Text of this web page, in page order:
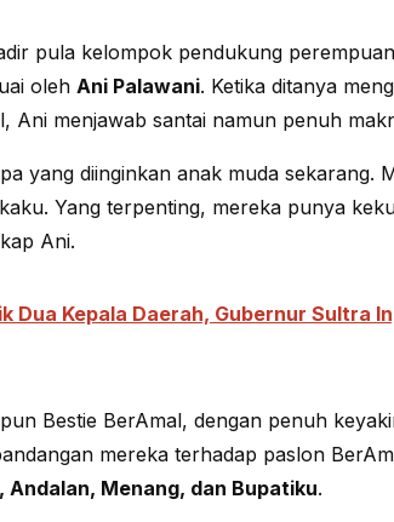
pula kelompok pendukung
oleh Ani Palawani. Ketika ditanya
Ani menjawab santai namun penuh
yang diinginkan anak muda sekarang.
Yang terpenting, mereka punya
Ani.
Dua Kepala Daerah, Gubernur Sultra
Bestie BerAmal, dengan penuh
mereka terhadap paslon
Andalan, Menang, dan Bupatiku.